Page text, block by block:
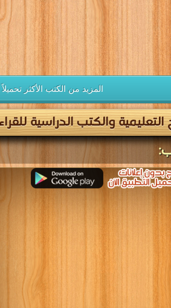
المزيد من الكتب الأكثر
والكتب الدراسية